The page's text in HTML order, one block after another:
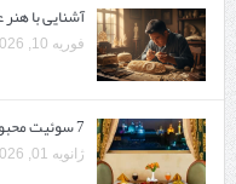
آشنایی با
فوریه 10, 2026
7 سوئیت محبوب مشهد نزدیک حرم با غذا و نظر مسافران
ژانویه 01, 2026